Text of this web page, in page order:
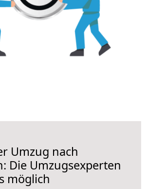
Umzug nach
Die Umzugsexperten
möglich